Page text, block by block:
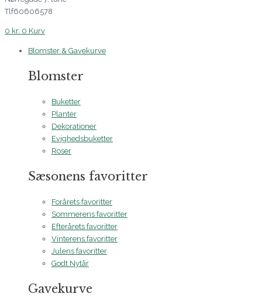
Tlf60606578
0 kr. 0 Kurv
Blomster & Gavekurve
Blomster
Buketter
Planter
Dekorationer
Evighedsbuketter
Roser
Sæsonens favoritter
Forårets favoritter
Sommerens favoritter
Efterårets favoritter
Vinterens favoritter
Julens favoritter
Godt Nytår
Gavekurve